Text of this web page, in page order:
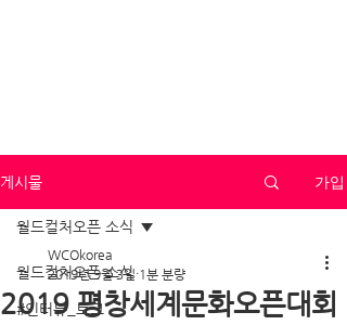
게시물 가입
월드컬처오픈 소식
#인터뷰_토크
월드컬처오픈 소식
2019 평창세계문화오픈대회
WCOkorea
2019년 9월 3일 1분 분량